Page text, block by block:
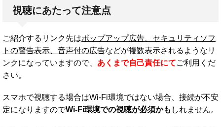
視聴にあたって注意点
ご紹介するリンク先はポップアップ広告、セキュリティソフ
トの警告表示、音声付の広告などが複数表示されるようなリ
ンクになっていますので、 あくまで自己責任にてご利用くだ
さい。
スマホで視聴する場合はWi-Fi環境ではない場合、接続が不安
定になりますのでWi-Fi環境での視聴が必須かも しれません。